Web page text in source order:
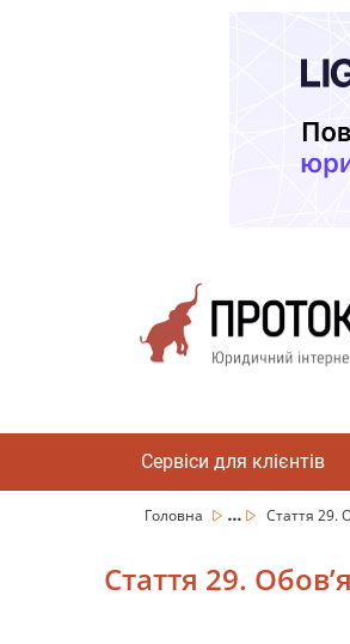
Сервіси для клієнтів
Головна ... Стаття 29.
Стаття 29.